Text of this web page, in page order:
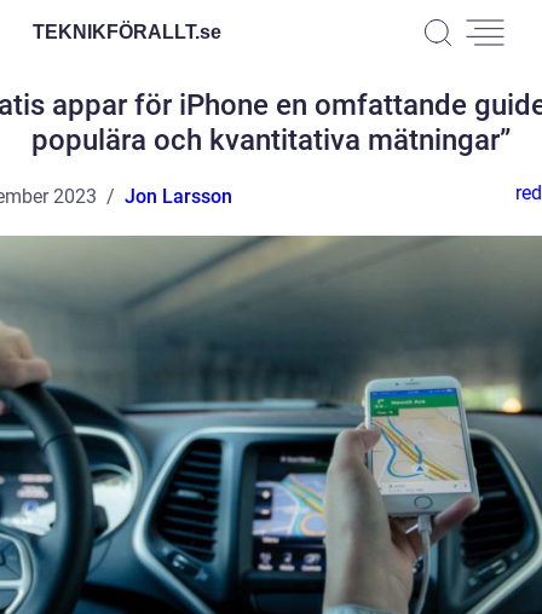
TEKNIKFÖRALLT.se
appar för iPhone en omfattande
populära och kvantitativa mätningar”
2023 Jon Larsson